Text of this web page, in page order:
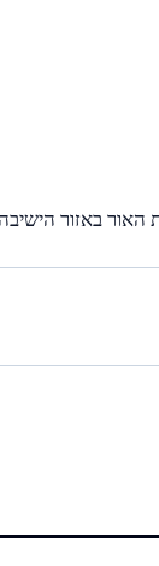
באזור